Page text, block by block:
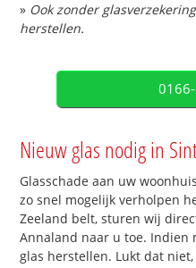
» Ook zonder
herstellen.
Nieuw glas nodig in
Glasschade aan uw
zo snel mogelijk verholpen
Zeeland belt, sturen wij
Annaland naar u toe. Indien
glas herstellen. Lukt dat